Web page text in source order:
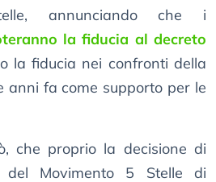
annunciando che i
la fiducia al decreto
la fiducia nei confronti della
anni fa come supporto per le
che proprio la decisione di
del Movimento 5 Stelle di